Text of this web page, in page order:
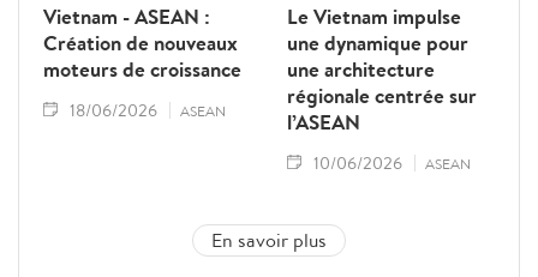
Vietnam - ASEAN :
Création de nouveaux
moteurs de croissance
18/06/2026 ASEAN
Le Vietnam impulse
une dynamique pour
une architecture
régionale centrée sur
l’ASEAN
10/06/2026 ASEAN
En savoir plus